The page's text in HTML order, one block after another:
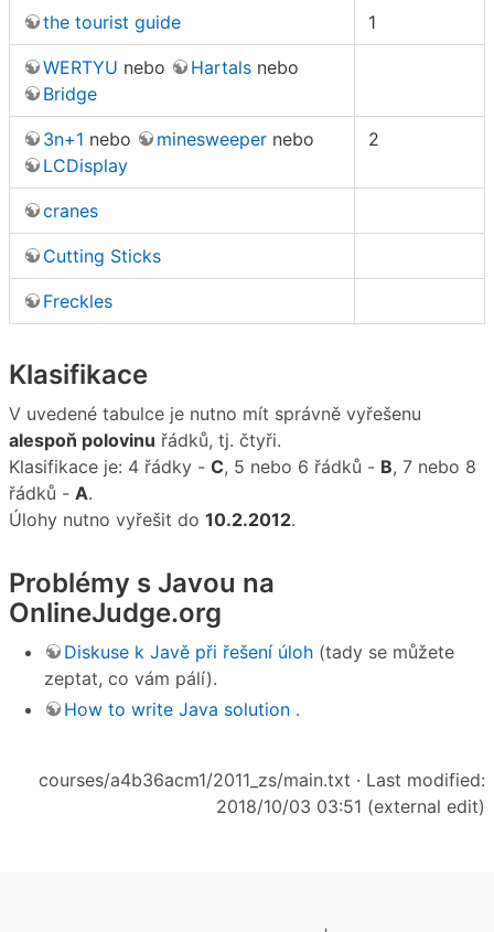
the tourist guide 1
WERTYU nebo Hartals nebo
Bridge
3n+1 nebo minesweeper nebo
LCDisplay
2
cranes
Cutting Sticks
Freckles
Klasifikace
V uvedené tabulce je nutno mít správně vyřešenu
alespoň polovinu řádků, tj. čtyři.
Klasifikace je: 4 řádky - C, 5 nebo 6 řádků - B, 7 nebo 8
řádků - A.
Úlohy nutno vyřešit do 10.2.2012.
Problémy s Javou na
OnlineJudge.org
Diskuse k Javě při řešení úloh (tady se můžete
zeptat, co vám pálí).
How to write Java solution .
courses/a4b36acm1/2011_zs/main.txt · Last modified:
2018/10/03 03:51 (external edit)